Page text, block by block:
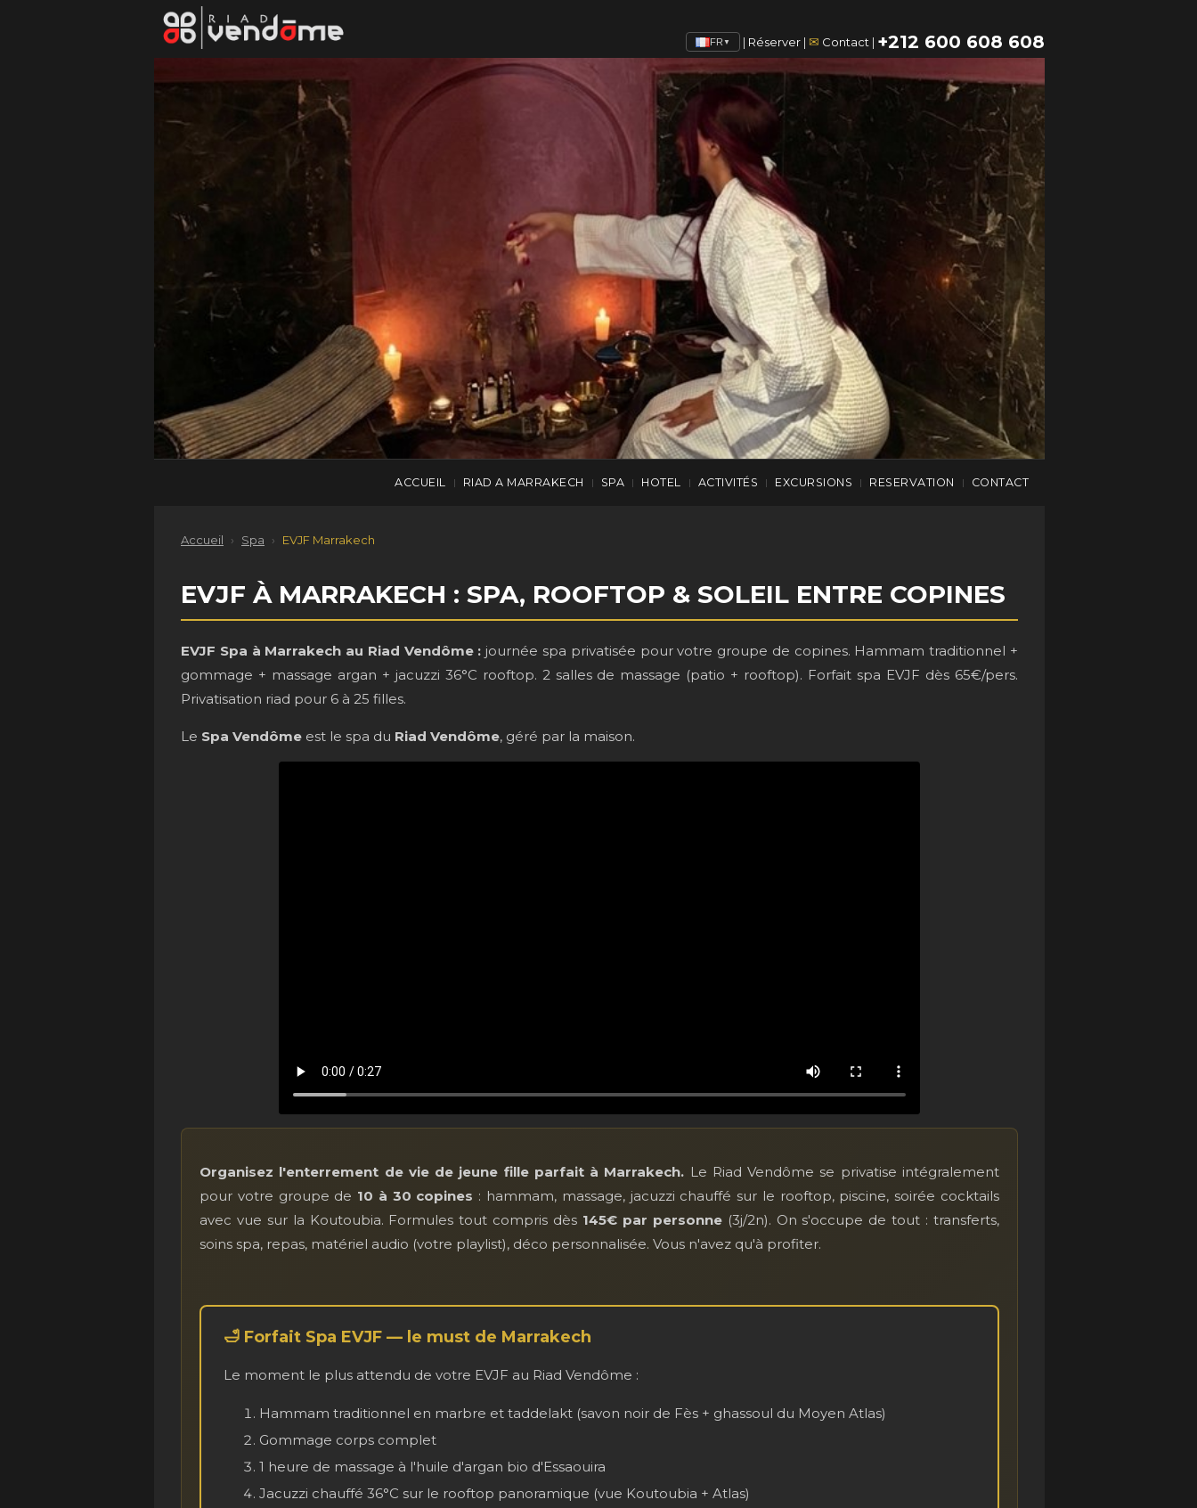
FR ▼ | Réserver | ✉ Contact | +212 600 608 608
ACCUEIL | RIAD A MARRAKECH | SPA | HOTEL | ACTIVITÉS | EXCURSIONS | RESERVATION | CONTACT
Accueil › Spa › EVJF Marrakech
EVJF À MARRAKECH : SPA, ROOFTOP & SOLEIL ENTRE COPINES
EVJF Spa à Marrakech au Riad Vendôme : journée spa privatisée pour votre groupe de copines. Hammam traditionnel +
gommage + massage argan + jacuzzi 36°C rooftop. 2 salles de massage (patio + rooftop). Forfait spa EVJF dès 65€/pers.
Privatisation riad pour 6 à 25 filles.
Le Spa Vendôme est le spa du Riad Vendôme, géré par la maison.
Organisez l'enterrement de vie de jeune fille parfait à Marrakech. Le Riad Vendôme se privatise intégralement
pour votre groupe de 10 à 30 copines : hammam, massage, jacuzzi chauffé sur le rooftop, piscine, soirée cocktails
avec vue sur la Koutoubia. Formules tout compris dès 145€ par personne(3j/2n). On s'occupe de tout : transferts,
soins spa, repas, matériel audio (votre playlist), déco personnalisée. Vous n'avez qu'à profiter.
🛁 Forfait Spa EVJF — le must de Marrakech
Le moment le plus attendu de votre EVJF au Riad Vendôme :
Hammam traditionnel en marbre et taddelakt (savon noir de Fès + ghassoul du Moyen Atlas)
Gommage corps complet
1 heure de massage à l'huile d'argan bio d'Essaouira
Jacuzzi chauffé 36°C sur le rooftop panoramique (vue Koutoubia + Atlas)